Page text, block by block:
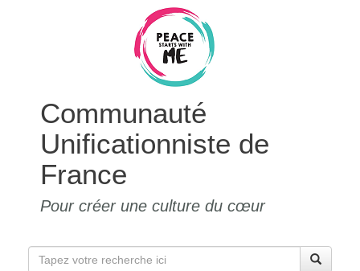
Communauté
Unificationniste de
France
Pour créer une culture du cœur